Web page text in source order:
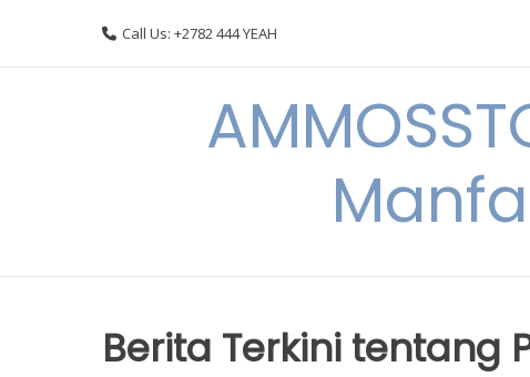
Call Us: +2782 444 YEAH
Berita Terkini tentang